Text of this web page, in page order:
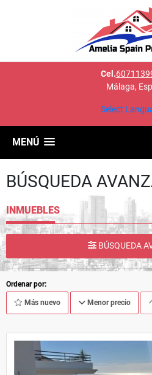
Cel.
Málaga,
Select
MENÚ
BÚSQUEDA
INMUEBLES
BÚSQUEDA
Ordenar por:
Más nuevo Menor precio